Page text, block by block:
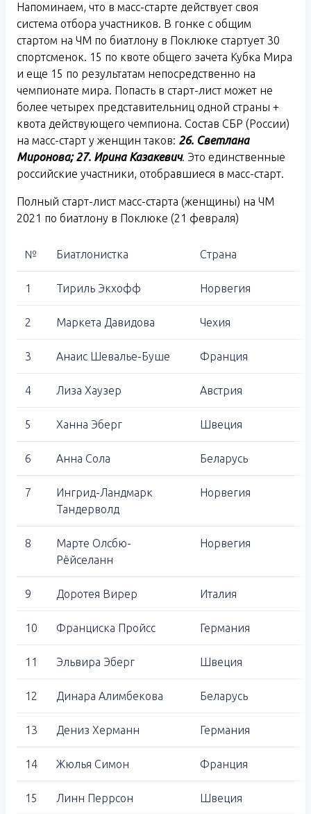
Напоминаем, что в масс-старте действует своя
система отбора участников. В гонке с общим
стартом на ЧМ по биатлону в Поклюке стартует 30
спортсменок. 15 по квоте общего зачета Кубка Мира
и еще 15 по результатам непосредственно на
чемпионате мира. Попасть в старт-лист может не
более четырех представительниц одной страны +
квота действующего чемпиона. Состав СБР (России)
на масс-старт у женщин таков: 26. Светлана
Миронова; 27. Ирина Казакевич. Это единственные
российские участники, отобравшиеся в масс-старт.
Полный старт-лист масс-старта (женщины) на ЧМ
2021 по биатлону в Поклюке (21 февраля)
№ Биатлонистка Страна
1 Тириль Экхофф Норвегия
2 Маркета Давидова Чехия
3 Анаис Шевалье-Буше Франция
4 Лиза Хаузер Австрия
5 Ханна Эберг Швеция
6 Анна Сола Беларусь
7
Ингрид-Ландмарк
Тандерволд
Норвегия
8
Марте Олсбю-
Рёйселанн
Норвегия
9 Доротея Вирер Италия
10 Франциска Пройсс Германия
11 Эльвира Эберг Швеция
12 Динара Алимбекова Беларусь
13 Дениз Херманн Германия
14 Жюлья Симон Франция
15 Линн Перрсон Швеция